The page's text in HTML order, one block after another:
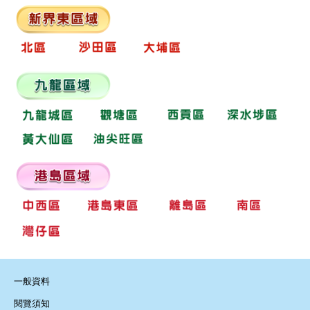
一般資料
閱覽須知